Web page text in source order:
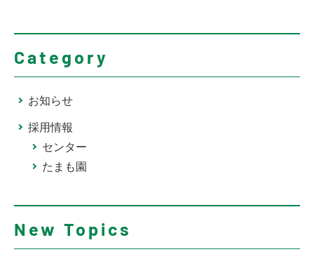
Category
お知らせ
採用情報
センター
たまも園
New Topics